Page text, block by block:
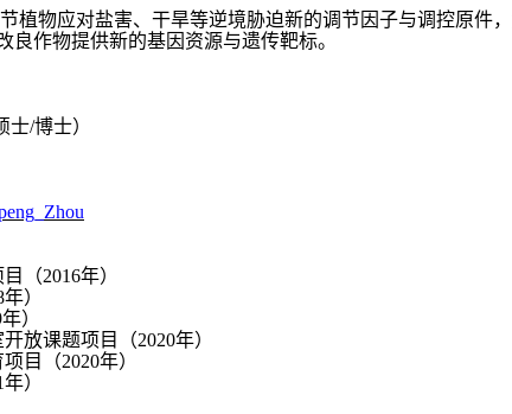
植物应对盐害、干旱等逆境胁迫新的调节因子与调控原件
作物提供新的基因资源与遗传靶标。
士/博士）
目（2016年）
年）
年）
放课题项目（2020年）
目（2020年）
年）